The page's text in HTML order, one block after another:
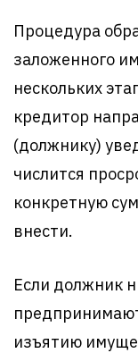
Процедура
заложенного
нескольких
кредитор
(должнику)
числится
конкретную
внести.
Если должник
изъятию